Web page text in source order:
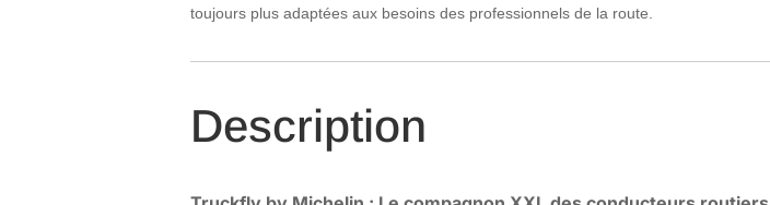
toujours plus adaptées aux besoins des professionnels de la route.
Description